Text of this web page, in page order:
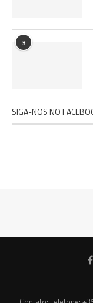
3
SIGA-NOS NO